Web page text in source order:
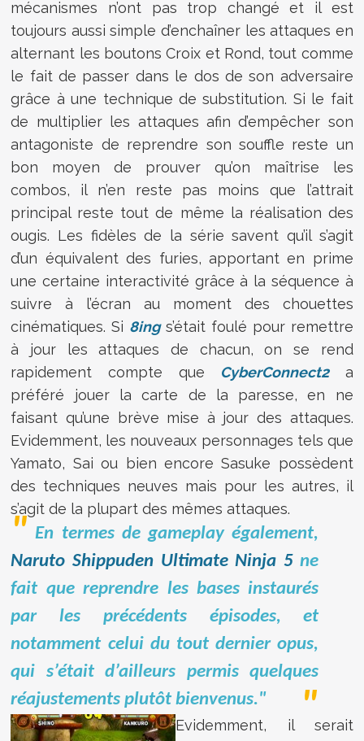
mécanismes n’ont pas trop changé et il est
toujours aussi simple d’enchaîner les attaques en
alternant les boutons Croix et Rond, tout comme
le fait de passer dans le dos de son adversaire
grâce à une technique de substitution. Si le fait
de multiplier les attaques afin d’empêcher son
antagoniste de reprendre son souffle reste un
bon moyen de prouver qu’on maîtrise les
combos, il n’en reste pas moins que l’attrait
principal reste tout de même la réalisation des
ougis. Les fidèles de la série savent qu’il s’agit
d’un équivalent des furies, apportant en prime
une certaine interactivité grâce à la séquence à
suivre à l’écran au moment des chouettes
cinématiques. Si 8ings’était foulé pour remettre
à jour les attaques de chacun, on se rend
rapidement compte que CyberConnect2a
préféré jouer la carte de la paresse, en ne
faisant qu’une brève mise à jour des attaques.
Evidemment, les nouveaux personnages tels que
Yamato, Sai ou bien encore Sasuke possèdent
des techniques neuves mais pour les autres, il
s’agit de la plupart des mêmes attaques.
En termes de gameplay également,
Naruto Shippuden Ultimate Ninja 5ne
fait que reprendre les bases instaurés
par les précédents épisodes, et
notamment celui du tout dernier opus,
qui s’était d’ailleurs permis quelques
réajustements plutôt bienvenus."
Evidemment, il serait